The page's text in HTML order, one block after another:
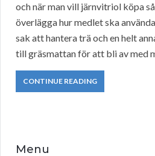
och när man vill järnvitriol köpa
överlägga hur medlet ska
sak att hantera trä och en helt
till gräsmattan för att bli av med
CONTINUE READING
Menu